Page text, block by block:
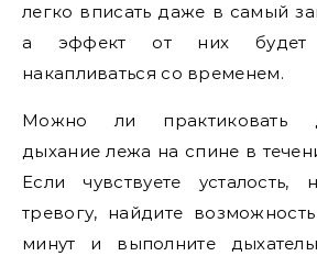
легко вписать даже в самый
а эффект от них
накапливаться со временем.
Можно ли практиковать
дыхание лежа на спине в
Если чувствуете усталость,
тревогу, найдите
минут и выполните